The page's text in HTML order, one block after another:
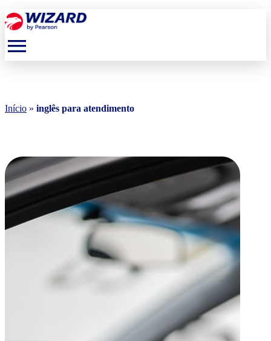
menu
Início » inglês para atendimento